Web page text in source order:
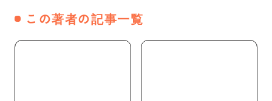
この著者の記事一覧